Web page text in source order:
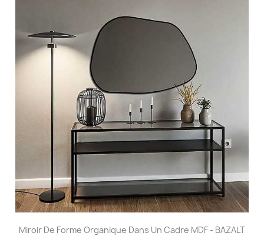
Miroir De Forme Organique Dans Un Cadre MDF - BAZALT